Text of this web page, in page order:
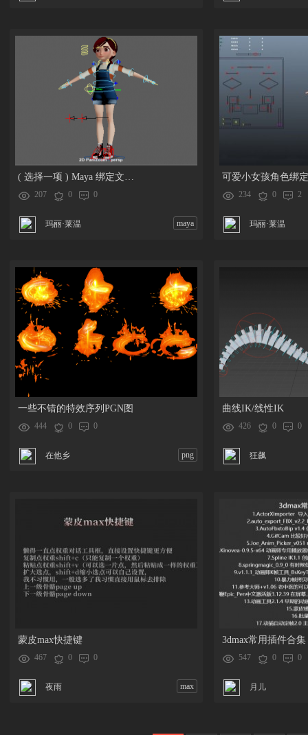
( 选择一项 ) Maya 绑定文件发送请求
207 0 0
玛丽·莱温 maya
可爱小女孩角色绑定
234 0 2
玛丽·莱温
一些不错的特效序列PGN图
444 0 0
在他乡 png
曲线IK/线性IK
426 0 0
狂飙
蒙皮max快捷键
467 0 0
夜雨 max
3dmax常用插件合集
547 0 0
月儿